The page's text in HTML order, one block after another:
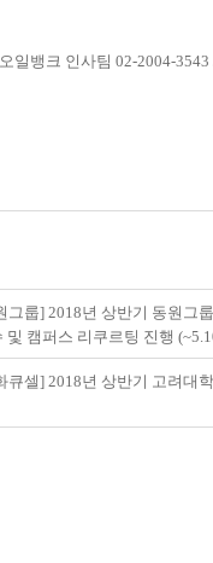
일뱅크 인사팀 02-2004-3543
그룹] 2018년 상반기 동원그
및 캠퍼스 리쿠르팅 진행
큐셀] 2018년 상반기 고려대